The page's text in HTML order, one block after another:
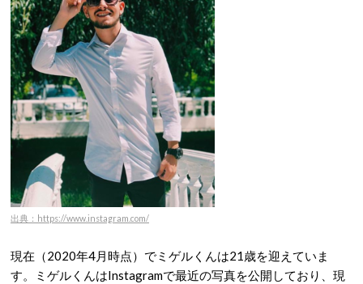
出典：https://www.instagram.com/
現在（2020年4月時点）でミゲルくんは21歳を迎えていま
す。ミゲルくんはInstagramで最近の写真を公開しており、現